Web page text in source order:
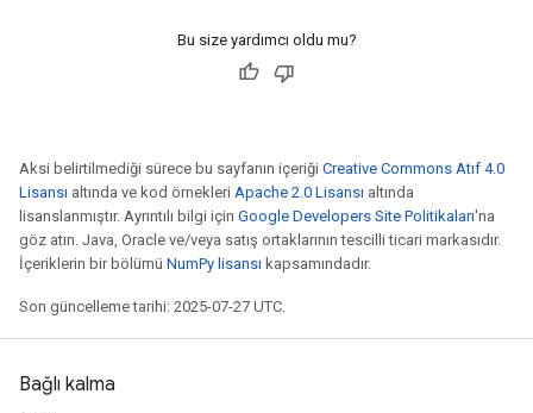
Bu size yardımcı oldu mu?
Aksi belirtilmediği sürece bu sayfanın içeriği Creative Commons Atıf 4.0
Lisansı altında ve kod örnekleri Apache 2.0 Lisansı altında
lisanslanmıştır. Ayrıntılı bilgi için Google Developers Site Politikaları'na
göz atın. Java, Oracle ve/veya satış ortaklarının tescilli ticari markasıdır.
İçeriklerin bir bölümü NumPy lisansı kapsamındadır.
Son güncelleme tarihi: 2025-07-27 UTC.
Bağlı kalma